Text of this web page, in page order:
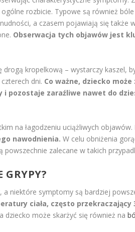
rozbicie. Typowe są również
a czasem pojawiają się także
Obserwacja tych objawów jest
kropelkową – wystarczy kaszel,
dni. Co ważne, dziecko
pozostaje zaraźliwe nawet do
na łagodzeniu uciążliwych objawów.
nawodnienia. W celu obniżenia
zalecane w takich
GRYPY?
niektóre symptomy są bardziej
ciała, często przekraczający
dziecko może skarżyć się również na